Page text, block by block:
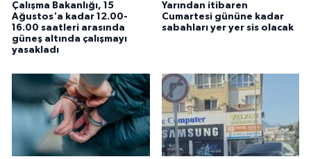
Çalışma Bakanlığı, 15
Ağustos'a kadar 12.00-
16.00 saatleri arasında
güneş altında çalışmayı
yasakladı
Yarından itibaren
Cumartesi gününe kadar
sabahları yer yer sis olacak